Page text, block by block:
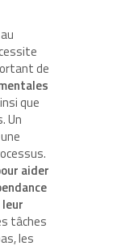
de
que
Un
aider
tâches
les